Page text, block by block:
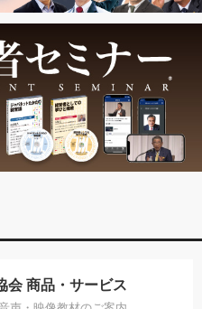
会 商品・サービス